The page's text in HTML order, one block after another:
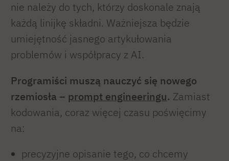
nie należy do tych, którzy doskonale znają
każdą linijkę składni. Ważniejsza będzie
umiejętność jasnego artykułowania
problemów i współpracy z AI.
Programiści muszą nauczyć się nowego
rzemiosła – prompt engineeringu. Zamiast
kodowania, coraz więcej czasu poświęcimy
na:
precyzyjne opisanie tego, co chcemy